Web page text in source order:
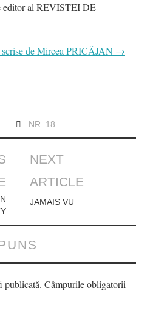
al REVISTEI DE
de Mircea PRICĂJAN →
NR. 18
NEXT
ARTICLE
JAMAIS VU
publicată. Câmpurile obligatorii